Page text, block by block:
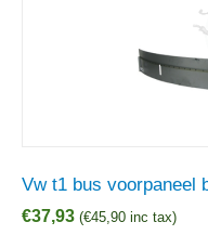
Vw t1 bus voorpaneel
€37,93 (€45,90 inc tax)